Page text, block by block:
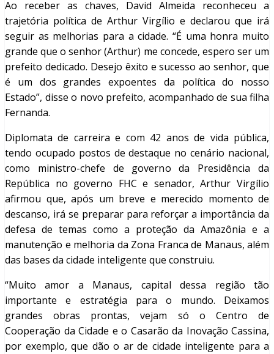
Ao receber as chaves, David Almeida reconheceu a
trajetória política de Arthur Virgílio e declarou que irá
seguir as melhorias para a cidade. “É uma honra muito
grande que o senhor (Arthur) me concede, espero ser um
prefeito dedicado. Desejo êxito e sucesso ao senhor, que
é um dos grandes expoentes da política do nosso
Estado”, disse o novo prefeito, acompanhado de sua filha
Fernanda.
Diplomata de carreira e com 42 anos de vida pública,
tendo ocupado postos de destaque no cenário nacional,
como ministro-chefe de governo da Presidência da
República no governo FHC e senador, Arthur Virgílio
afirmou que, após um breve e merecido momento de
descanso, irá se preparar para reforçar a importância da
defesa de temas como a proteção da Amazônia e a
manutenção e melhoria da Zona Franca de Manaus, além
das bases da cidade inteligente que construiu.
“Muito amor a Manaus, capital dessa região tão
importante e estratégia para o mundo. Deixamos
grandes obras prontas, vejam só o Centro de
Cooperação da Cidade e o Casarão da Inovação Cassina,
por exemplo, que dão o ar de cidade inteligente para a